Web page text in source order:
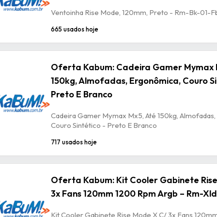
Ventoinha Rise Mode, 120mm, Preto - Rm-Bk-01-
665 usados hoje
Oferta Kabum: Cadeira Gamer Mymax
150kg, Almofadas, Ergonômica, Couro
Preto E Branco
Cadeira Gamer Mymax Mx5, Até 150kg,
Couro Sintético - Preto E Branco
717 usados hoje
Oferta Kabum: Kit Cooler Gabinete
3x Fans 120mm 1200 Rpm Argb – Rm-
Kit Cooler Gabinete Rise Mode X C/ 3x Fans